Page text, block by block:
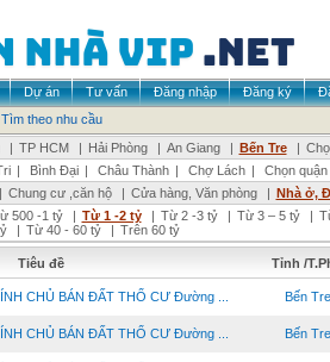
Dự án Tư vấn Đăng nhập Đăng ký
Tìm theo nhu cầu
| TP HCM | Hải Phòng | An Giang | Bến Tre |
| Bình Đại | Châu Thành | Chợ Lách |
Chọn
| Chung cư ,căn hộ | Cửa hàng, Văn phòng | Nhà ở,
500 -1 tỷ | Từ 1 -2 tỷ | Từ 2 -3 tỷ | Từ 3 – 5 tỷ |
| Từ 40 - 60 tỷ | Trên 60 tỷ
Tiêu đề Tỉnh /
CHỦ BÁN ĐẤT THỔ CƯ Đường ... Bến Tre
CHỦ BÁN ĐẤT THỔ CƯ Đường ... Bến Tre